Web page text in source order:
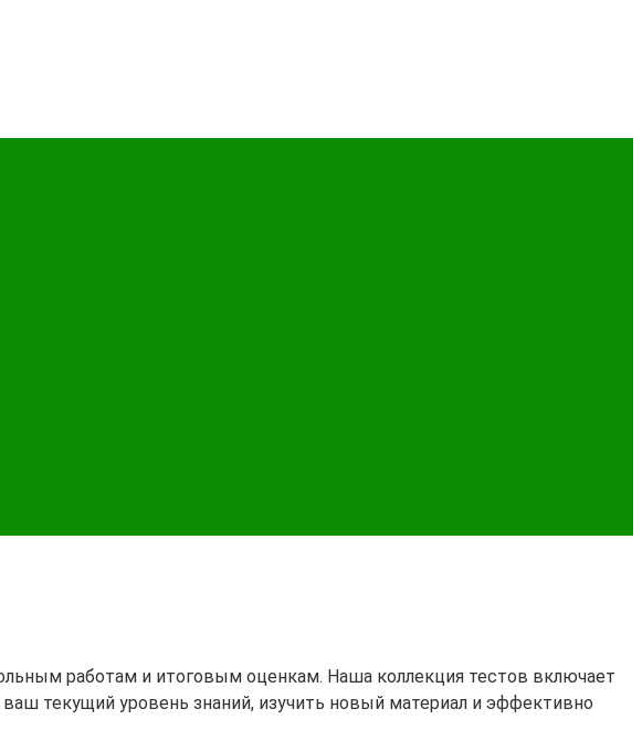
работам и итоговым оценкам. Наша коллекция тестов включает
текущий уровень знаний, изучить новый материал и эффективно